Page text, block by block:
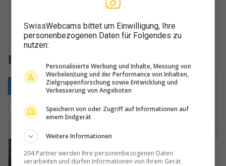
Friburgo / Giura: Traffico
Secondo posizione Popolare Più recente
Ecuvillens › Osten: Flying Devil - Swissheliclub
SwissWebcams bittet um Einwilligung, Ihre
personenbezogenen Daten für Folgendes zu
nutzen:
Personalisierte Werbung und Inhalte, Messung von
Werbeleistung und der Performance von Inhalten,
Zielgruppenforschung sowie Entwicklung und
Verbesserung von Angeboten
Speichern von oder Zugriff auf Informationen auf
einem Endgerät
Weitere Informationen
204 Partner werden Ihre personenbezogenen Daten
verarbeiten und dürfen Informationen von Ihrem Gerät